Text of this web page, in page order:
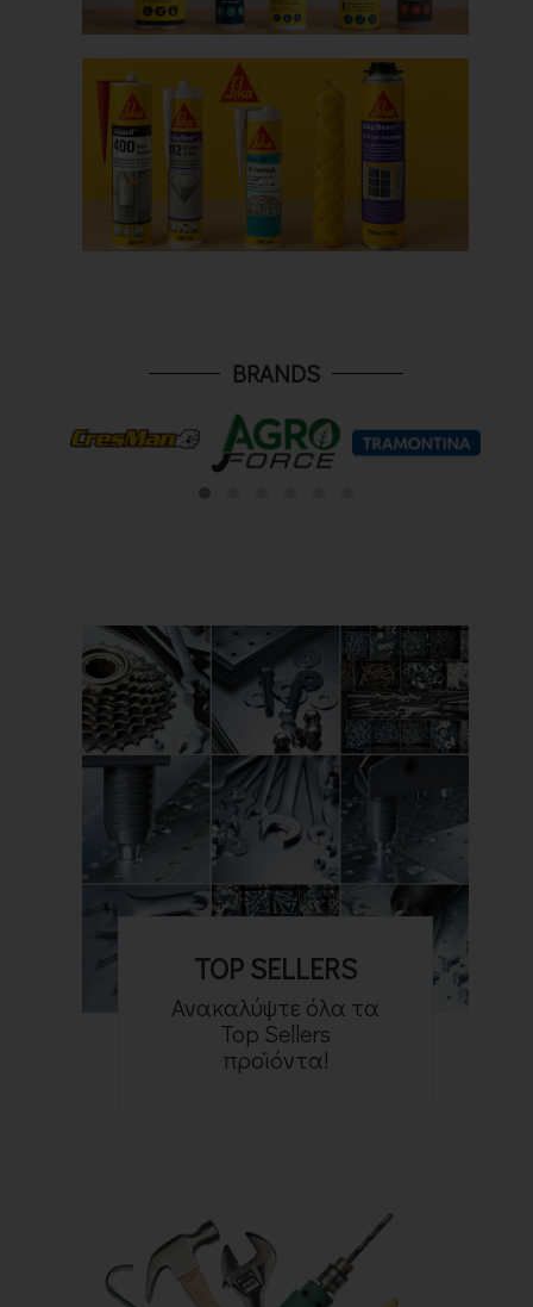
BRANDS
TOP SELLERS
Ανακαλύψτε όλα τα
Top Sellers
προϊόντα!